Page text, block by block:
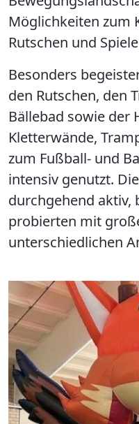
Möglichkeiten zum
Rutschen und
Besonders
den Rutschen, den
Bällebad sowie der
Kletterwände,
zum Fußball- und
intensiv genutzt.
durchgehend aktiv,
probierten mit
unterschiedlichen